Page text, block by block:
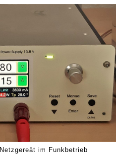
Netzgereät im Funkbetrieb